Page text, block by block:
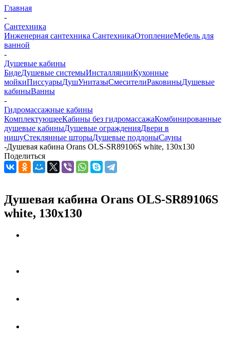
Главная
-
Сантехника
Инженерная сантехника СантехникаОтоплениеМебель для
ванной
-
Душевые кабины
БидеДушевые системыИнсталляцииКухонные
мойкиПиссуарыДушУнитазыСмесителиРаковиныДушевые
кабиныВанны
-
Гидромассажные кабины
КомплектующееКабины без гидромассажаКомбинированные
душевые кабиныДушевые огражденияДвери в
нишуСтеклянные шторыДушевые поддоныСауны
-Душевая кабина Orans OLS-SR89106S white, 130x130
Поделиться
Душевая кабина Orans OLS-SR89106S
white, 130x130